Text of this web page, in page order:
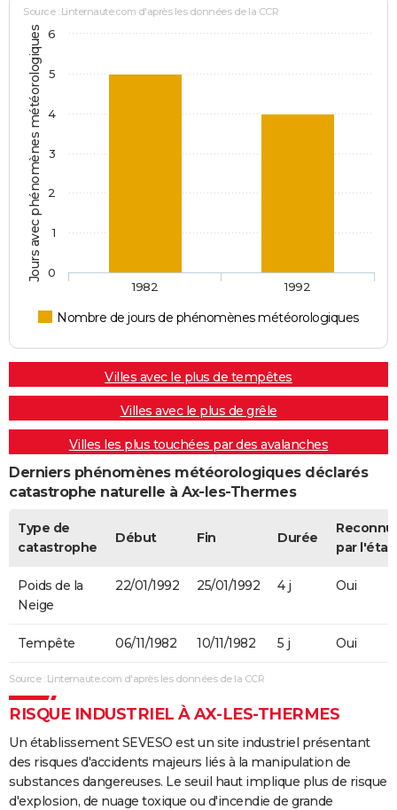
Jours avec phénomènes météorologiques
Source : Linternaute.com d'après les données de la CCR
Nombre de jours de phénomènes météorologiques
1982 1992
0
1
2
3
4
5
6
Villes avec le plus de tempêtes
Villes avec le plus de grêle
Villes les plus touchées par des avalanches
Derniers phénomènes météorologiques déclarés
catastrophe naturelle à Ax-les-Thermes
Type de
catastrophe
Début Fin Durée
par l'état
Poids de la
Neige
22/01/1992 25/01/1992 4 j Oui
Tempête 06/11/1982 10/11/1982 5 j Oui
Source : Linternaute.com d'après les données de la CCR
RISQUE INDUSTRIEL À AX-LES-THERMES
Un établissement SEVESO est un site industriel présentant
des risques d'accidents majeurs liés à la manipulation de
substances dangereuses. Le seuil haut implique plus de risque
d'explosion, de nuage toxique ou d'incendie de grande